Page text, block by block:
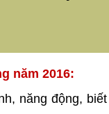
năm 2016:
năng động,